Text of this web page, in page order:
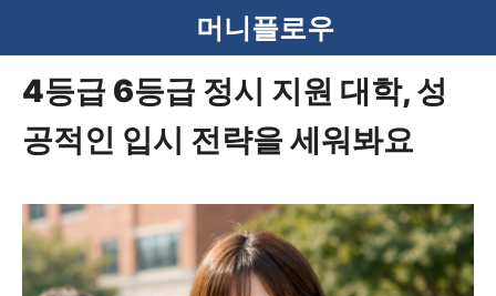
텐
머니플로우
4등급 6등급 정시 지원 대학, 성
공적인 입시 전략을 세워봐요